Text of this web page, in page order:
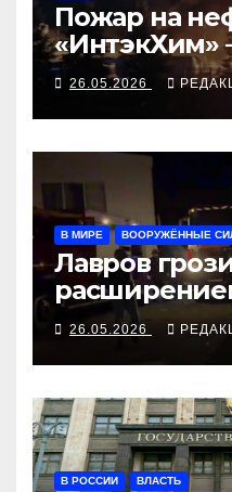
Пожар на
«ИнтэкХим»
этап
26.05.2026
В МИРЕ ВООРУЖЁННЫЕ
Лавров
принимает к
26.05.2026
В РОССИИ ВЛАСТЬ